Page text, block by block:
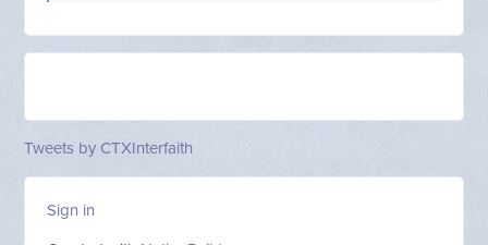
Tweets by CTXInterfaith
Sign in